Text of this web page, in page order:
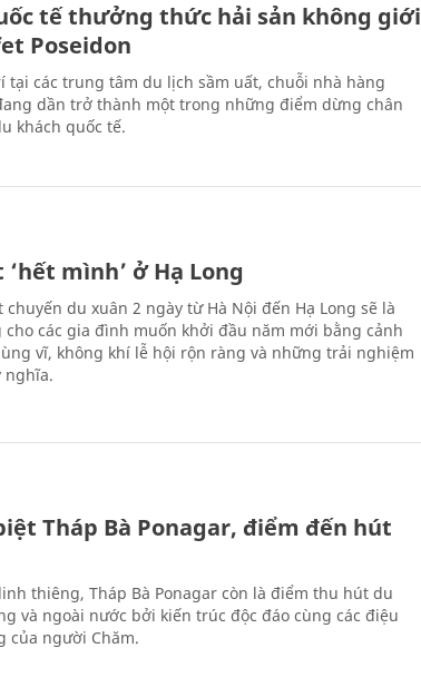
tế thưởng thức hải sản không giới
Poseidon
tại các trung tâm du lịch sầm uất, chuỗi nhà hàng
dần trở thành một trong những điểm dừng chân
khách quốc tế.
mình’ ở Hạ Long
chuyến du xuân 2 ngày từ Hà Nội đến Hạ Long sẽ là
các gia đình muốn khởi đầu năm mới bằng cảnh
vĩ, không khí lễ hội rộn ràng và những trải nghiệm
nghĩa.
Tháp Bà Ponagar, điểm đến hút
thiêng, Tháp Bà Ponagar còn là điểm thu hút du
và ngoài nước bởi kiến trúc độc đáo cùng các điệu
của người Chăm.